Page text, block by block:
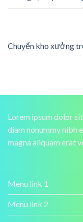
Chuyển kho xưởng
Lorem ipsum dolor
diam nonummy nibh
magna aliquam erat
Menu link 1
Menu link 2